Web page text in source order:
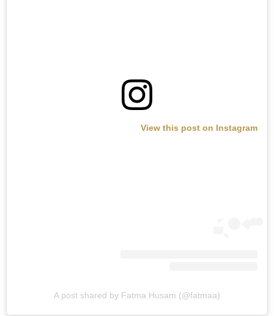
View this post on Instagram
A post shared by Fatma Husam (@fatmaa)